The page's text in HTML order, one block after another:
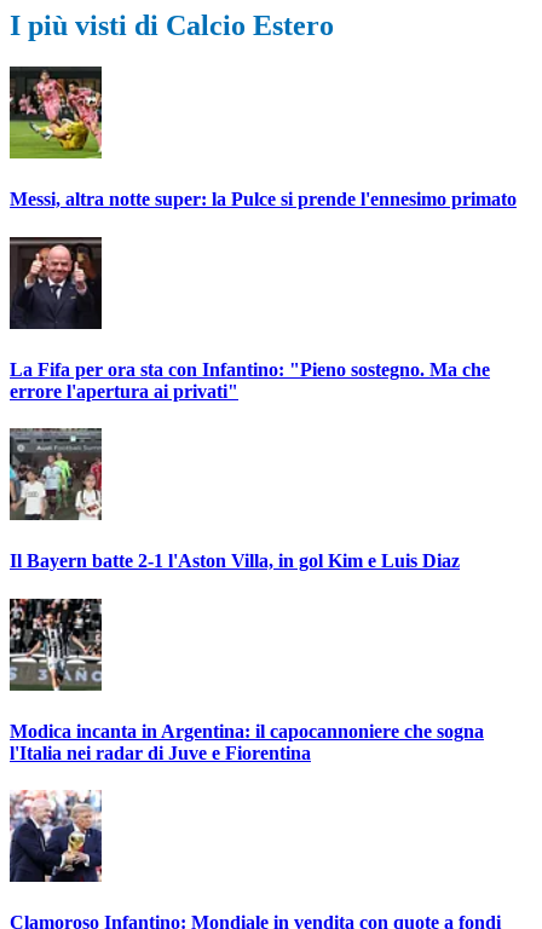
I più visti di Calcio Estero
Messi, altra notte super: la Pulce si prende l'ennesimo primato
La Fifa per ora sta con Infantino: "Pieno sostegno. Ma che
errore l'apertura ai privati"
Il Bayern batte 2-1 l'Aston Villa, in gol Kim e Luis Diaz
Modica incanta in Argentina: il capocannoniere che sogna
l'Italia nei radar di Juve e Fiorentina
Clamoroso Infantino: Mondiale in vendita con quote a fondi